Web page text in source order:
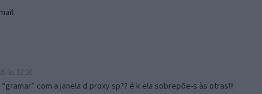
com a janela d proxy sp?? é k ela sobrepõe-s às otras!!!